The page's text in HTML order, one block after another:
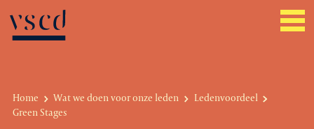
Over VSCD
Home Wat we doen voor onze leden
Ledenvoordeel
Green Stages